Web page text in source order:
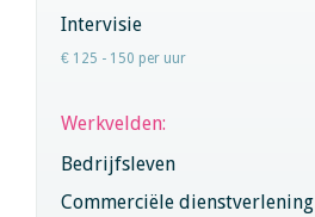
Intervisie
€ 125 - 150 per uur
Werkvelden:
Bedrijfsleven
Commerciële dienstverlening